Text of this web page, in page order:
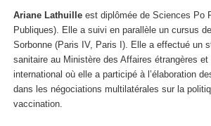
Ariane Lathuille est diplômée de Sciences Po
Publiques). Elle a suivi en parallèle un cursus
Sorbonne (Paris IV, Paris I). Elle a effectué un
sanitaire au Ministère des Affaires étrangères
international où elle a participé à l’élaboration
dans les négociations multilatérales sur la
vaccination.